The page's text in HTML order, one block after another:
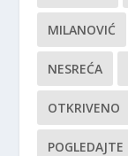
MILANOVIĆ
NESREĆA
OTKRIVENO
POGLEDAJTE